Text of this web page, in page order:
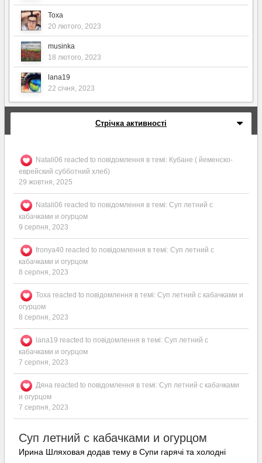
Toxa
20 лютого, 2023
musinka
18 лютого, 2023
lana19
22 січня, 2023
Стрічка активності
Natali06 reacted to повідомлення в темі: Кубане ( йеменско-
еврейский субботний хлеб)
29 жовтня, 2025
Natali06 reacted to повідомлення в темі: Суп летний с
кабачками и огурцом
9 серпня, 2023
fronya40 reacted to повідомлення в темі: Суп летний с
кабачками и огурцом
8 серпня, 2023
Toxa reacted to повідомлення в темі: Суп летний с кабачками и
огурцом
8 серпня, 2023
lana19 reacted to повідомлення в темі: Суп летний с
кабачками и огурцом
7 серпня, 2023
Дяна reacted to повідомлення в темі: Суп летний с кабачками
и огурцом
7 серпня, 2023
Суп летний с кабачками и огурцом
Ирина Шляховая додав тему в Супи гарячі та холодні